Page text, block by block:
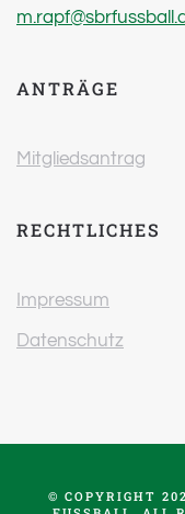
ANTRÄGE
Mitgliedsantrag
RECHTLICHES
Impressum
Datenschutz
© COPYRIGHT